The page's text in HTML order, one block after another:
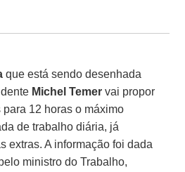
que está sendo desenhada
Michel Temer vai propor
12 horas o máximo
de trabalho diária, já
extras. A informação foi dada
ministro do Trabalho,